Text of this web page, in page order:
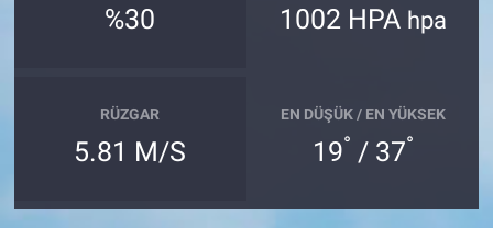
%30 1002 HPA hpa
RÜZGAR
5.81 M/S
EN DÜŞÜK / EN YÜKSEK
19° / 37°